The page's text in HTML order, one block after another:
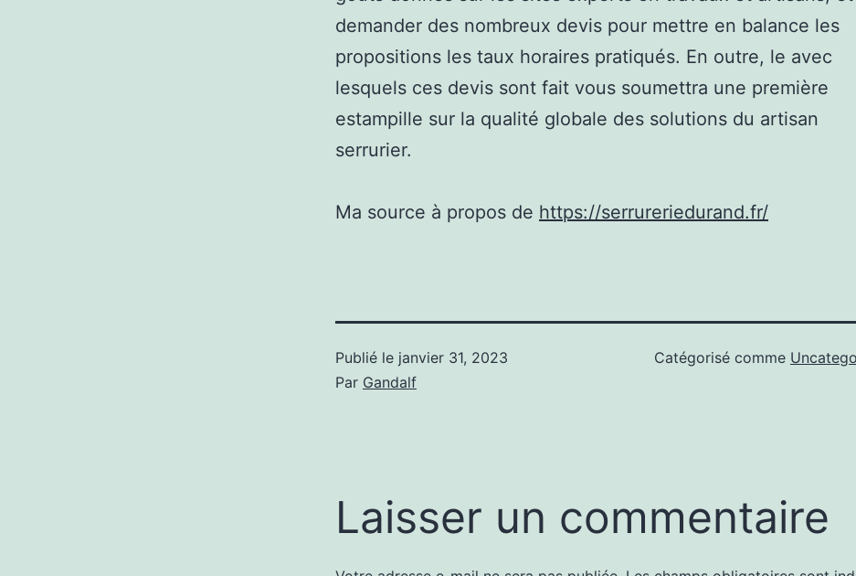
demander des nombreux devis pour mettre en balance les
propositions les taux horaires pratiqués. En outre, le avec
lesquels ces devis sont fait vous soumettra une première
estampille sur la qualité globale des solutions du artisan
serrurier.
Ma source à propos de https://serrureriedurand.fr/
Publié le janvier 31, 2023
Par Gandalf
Catégorisé comme
Laisser un commentaire